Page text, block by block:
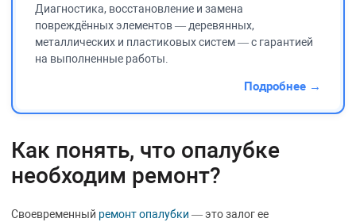
Диагностика, восстановление и замена
повреждённых элементов — деревянных,
металлических и пластиковых систем — с гарантией
на выполненные работы.
Подробнее →
Как понять, что опалубке
необходим ремонт?
Своевременный ремонт опалубки — это залог ее